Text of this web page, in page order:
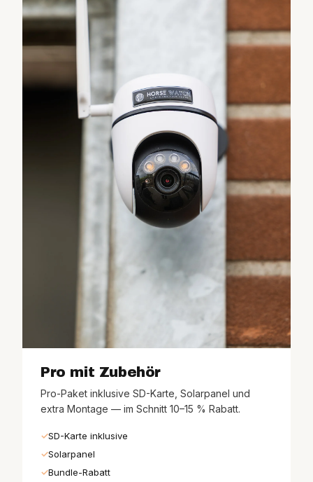
Pro mit Zubehör
Pro-Paket inklusive SD-Karte, Solarpanel und
extra Montage — im Schnitt 10–15 % Rabatt.
SD-Karte inklusive
Solarpanel
Bundle-Rabatt